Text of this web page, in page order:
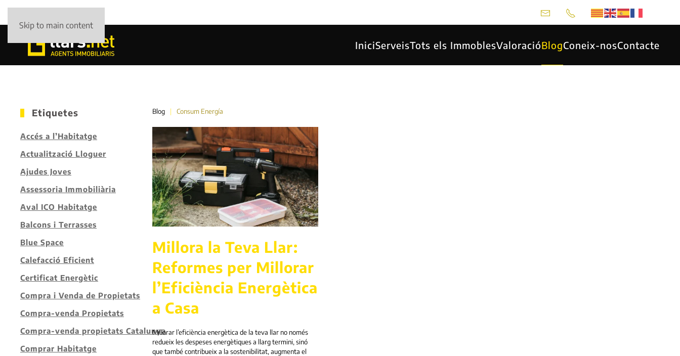
Skip to main content
IniciServeisTots els ImmoblesValoracióBlogConeix-nosContacte
Etiquetes
Accés a l’Habitatge
Actualització Lloguer
Ajudes Joves
Assessoria Immobiliària
Aval ICO Habitatge
Balcons i Terrasses
Blue Space
Calefacció Eficient
Certificat Energètic
Compra i Venda de Propietats
Compra-venda Propietats
Compra-venda propietats Catalunya
Comprar Habitatge
Blog Consum Energía
Millora la Teva Llar:
Reformes per Millorar
l’Eficiència Energètica
a Casa
Millorar l’eficiència energètica de la teva llar no només
redueix les despeses energètiques a llarg termini, sinó
que també contribueix a la sostenibilitat, augmenta el